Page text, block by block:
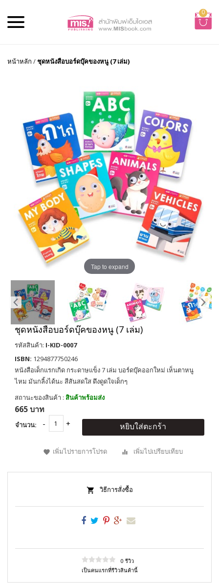
0
หน้าหลัก / ชุดหนังสือบอร์ดบุ๊คของหนู (7 เล่ม)
Tap to expand
ชุดหนังสือบอร์ดบุ๊คของหนู (7 เล่ม)
รหัสสินค้า: I-KID-0007
ISBN: 1294877750246
หนังสือเด็กแรกเกิด กระดาษแข็ง 7 เล่ม บอร์ดบุ๊คออกใหม่ เห็นตาหนู
ไหม มันกลิ้งได้นะ สีสันสดใส ดึงดูดใจเด็กๆ
สถานะของสินค้า : สินค้าพร้อมส่ง
665 บาท
จำนวน: หยิบใส่ตะกร้า
เพิ่มไปรายการโปรด เพิ่มไปเปรียบเทียบ
วิธีการสั่งซื้อ
0 รีวิว
เป็นคนแรกที่รีวิวสินค้านี้